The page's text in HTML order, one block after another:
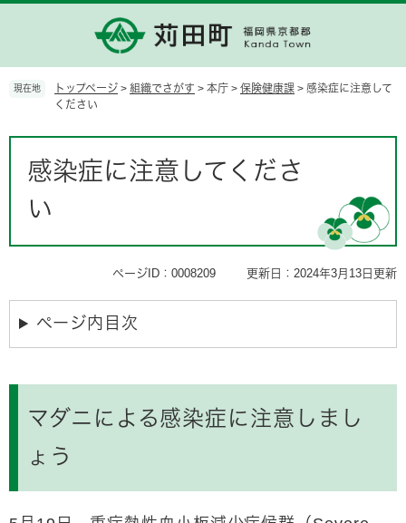
の
す。
ー
し
現在地 トップページ > 組織でさがす > 本庁 > 保険健康課 > 感染症に注意して
ください
感染症に注意してくださ
い
ページID：0008209 更新日：2024年3月13日更新
ページ内目次
マダニによる感染症に注意しまし
ょう